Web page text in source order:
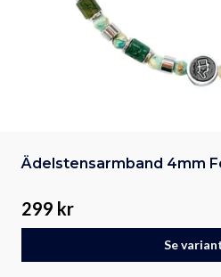
Ädelstensarmband 4mm
299 kr
Se